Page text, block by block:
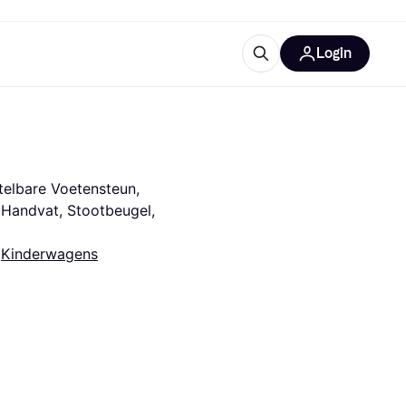
Login
Voetensteun,
Stootbeugel,
Kinderwagens